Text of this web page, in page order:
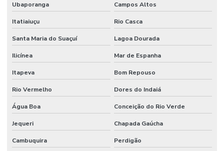
Ubaporanga Campos Altos
Itatiaiuçu Rio Casca
Santa Maria do Suaçuí Lagoa Dourada
Ilicínea Mar de Espanha
Itapeva Bom Repouso
Rio Vermelho Dores do Indaiá
Água Boa Conceição do Rio Verde
Jequeri Chapada Gaúcha
Cambuquira Perdigão